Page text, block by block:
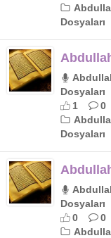
Dosyaları
Dosyaları
1
0
Dosyaları
Dosyaları
0
0